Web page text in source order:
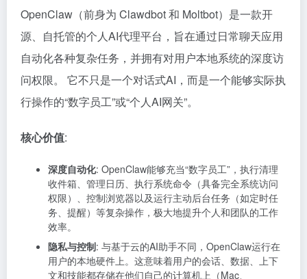
OpenClaw（前身为 Clawdbot 和 Moltbot）是一款开
源、自托管的个人AI代理平台，旨在通过日常聊天应用
自动化各种复杂任务，并拥有对用户本地系统的深度访
问权限。 它不只是一个对话式AI，而是一个能够实际执
行操作的“数字员工”或“个人AI网关”。
核心价值:
深度自动化: OpenClaw能够充当“数字员工”，执行清理
收件箱、管理日历、执行系统命令（具备完全系统访问
权限）、控制浏览器以及运行主动后台任务（如定时任
务、提醒）等复杂操作，极大地提升个人和团队的工作
效率。
隐私与控制: 与基于云的AI助手不同，OpenClaw运行在
用户的本地硬件上。这意味着用户的会话、数据、上下
文和技能都存储在他们自己的计算机上（Mac、